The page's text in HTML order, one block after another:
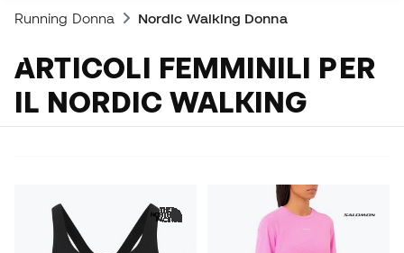
Running Donna Nordic Walking Donna
ARTICOLI FEMMINILI PER
IL NORDIC WALKING